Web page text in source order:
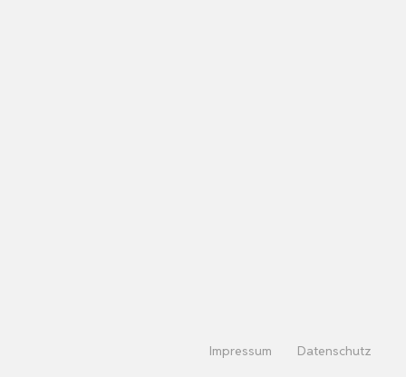
Impressum Datenschutz